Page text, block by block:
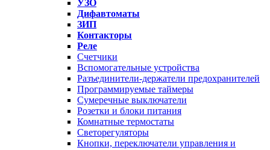
УЗО
Дифавтоматы
ЗИП
Контакторы
Реле
Счетчики
Вспомогательные устройства
Разъединители-держатели предохранителей
Программируемые таймеры
Сумеречные выключатели
Розетки и блоки питания
Комнатные термостаты
Светорегуляторы
Кнопки, переключатели управления и